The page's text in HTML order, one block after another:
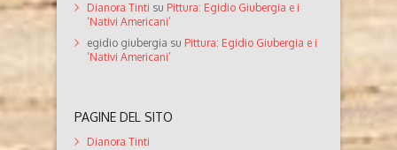
Dianora Tinti su Pittura: Egidio Giubergia e i
‘Nativi Americani’
egidio giubergia su Pittura: Egidio Giubergia e i
‘Nativi Americani’
PAGINE DEL SITO
Dianora Tinti